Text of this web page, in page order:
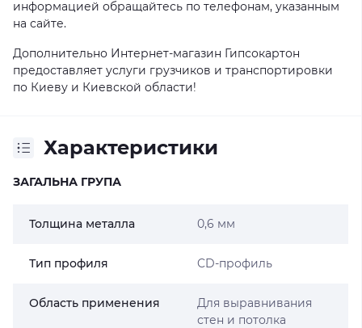
информацией обращайтесь по телефонам, указанным
на сайте.
Дополнительно Интернет-магазин Гипсокартон
предоставляет услуги грузчиков и транспортировки
по Киеву и Киевской области!
Характеристики
ЗАГАЛЬНА ГРУПА
Толщина металла 0,6 мм
Тип профиля CD-профиль
Область применения
Для выравнивания
стен и потолка